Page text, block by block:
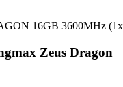
Zeus Dragon